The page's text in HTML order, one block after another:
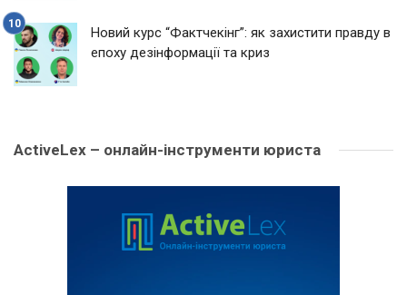
Новий курс “Фактчекінг”: як захистити правду в
епоху дезінформації та криз
ActiveLex – онлайн-інструменти юриста